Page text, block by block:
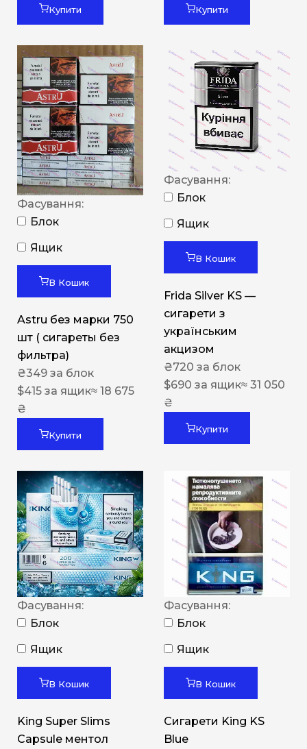
Купити Купити
Фасування:
Блок
Ящик
В Кошик
Astru без марки 750
шт ( сигареты без
фильтра)
₴349 за блок
$415 за ящик≈ 18 675
₴
Купити
Фасування:
Блок
Ящик
В Кошик
Frida Silver KS —
сигарети з
українським
акцизом
₴720 за блок
$690 за ящик≈ 31 050
₴
Купити
Фасування:
Блок
Ящик
В Кошик
King Super Slims
Capsule ментол
Фасування:
Блок
Ящик
В Кошик
Сигарети King KS
Blue